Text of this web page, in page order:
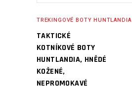
TREKINGOVÉ BOTY HUNTLANDIA
TAKTICKÉ
KOTNÍKOVÉ BOTY
HUNTLANDIA, HNĚDÉ
KOŽENÉ,
NEPROMOKAVÉ